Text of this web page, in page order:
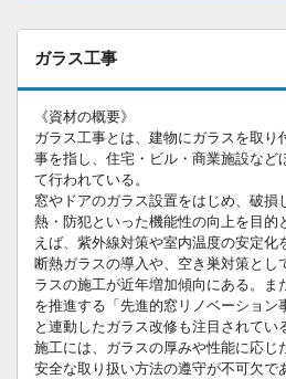
ガラス工事
《資材の概要》
ガラス工事とは、建物にガラスを取り
事を指し、住宅・ビル・商業施設など
て行われている。
窓やドアのガラス設置をはじめ、破損
熱・防犯といった機能性の向上を目的
えば、紫外線対策や室内温度の安定化
断熱ガラスの導入や、空き巣対策とし
ラスの施工が近年増加傾向にある。ま
を推進する「先進的窓リノベーション
と連動したガラス改修も注目されてい
施工には、ガラスの厚みや性能に応じ
安全な取り扱い方法の遵守が不可欠で